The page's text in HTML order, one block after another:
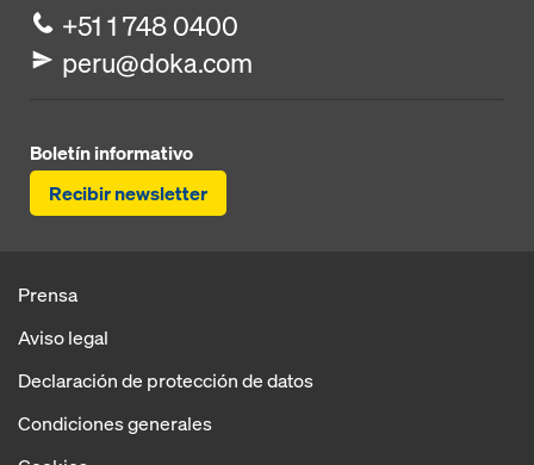
+51 1 748 0400
peru@doka.com
Boletín informativo
Recibir newsletter
Prensa
Aviso legal
Declaración de protección de datos
Condiciones generales